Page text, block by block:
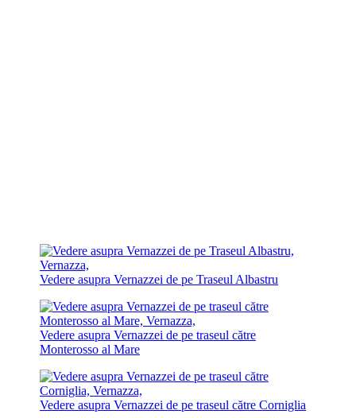
Vedere asupra Vernazzei de pe Traseul Albastru
Vedere asupra Vernazzei de pe traseul către
Monterosso al Mare
Vedere asupra Vernazzei de pe traseul către Corniglia